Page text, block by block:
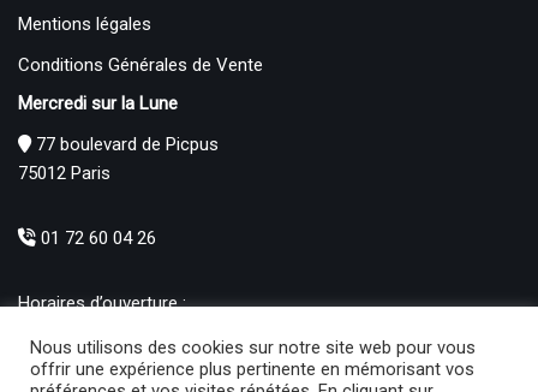
Mentions légales
Conditions Générales de Vente
Mercredi sur la Lune
77 boulevard de Picpus
75012 Paris
01 72 60 04 26
Horaires d’ouverture :
Mercredi au Samedi : 10h30 – 19h00
Nous utilisons des cookies sur notre site web pour vous
offrir une expérience plus pertinente en mémorisant vos